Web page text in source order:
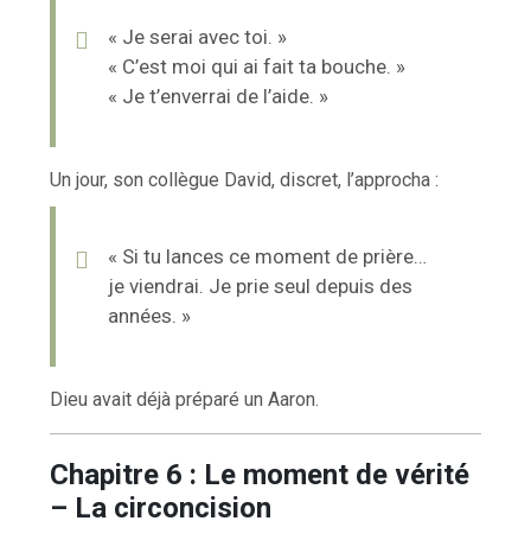
« Je serai avec toi. »
« C’est moi qui ai fait ta bouche. »
« Je t’enverrai de l’aide. »
Un jour, son collègue David, discret, l’approcha :
« Si tu lances ce moment de prière…
je viendrai. Je prie seul depuis des
années. »
Dieu avait déjà préparé un Aaron.
Chapitre 6 : Le moment de vérité
– La circoncision